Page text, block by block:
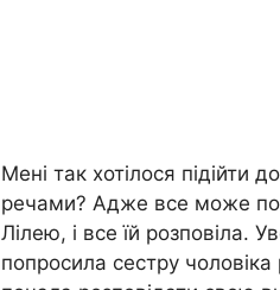
Мені так хотілося підійти
речами? Адже все може
Лілею, і все їй розповіла.
попросила сестру чоловіка